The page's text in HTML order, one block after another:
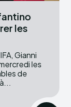
les
Gianni
les
de